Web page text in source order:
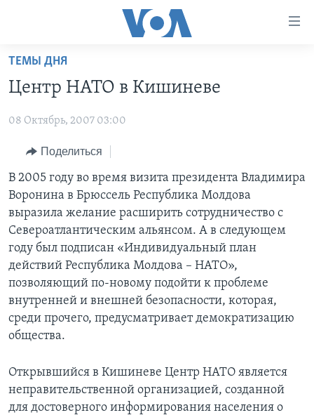
Перейти
основной
Перейти
навигации
Перейти
поиск
ПРОГРАММЫ
АМЕРИКА
НОВОСТИ ЗА МИНУТУ
ИТОГИ
ПОЧЕМУ ЭТО ВАЖНО?
ДИСКУССИЯ VOA
ДЕТАЛИ
НЬЮ-ЙОРК NEW YORK
АМЕРИКА. БОЛЬШОЕ ПУТЕШЕСТВИЕ
ПРОЕКТЫ
УЧИМ АНГЛИЙСКИЙ
НАША АМЕРИКАНСКАЯ ИСТОРИЯ
А КАК В АМЕРИКЕ?
АРТЕФАКТЫ
АМЕРИКАНСКИЕ ГОРОДКИ
ЭКСПЕРТИЗА
ИНТЕРВЬЮ
ФАКТЫ ПРОТИВ ФЕЙКОВ
ЗА СВОБОДУ ПРЕССЫ
УЧИМ АНГЛИЙСКИЙ
ВИДЕО
ПОДПИСКА НА НОВОСТИ
Learning English
СОЦИАЛЬНЫЕ СЕТИ
ТЕМЫ ДНЯ
Центр НАТО в Кишиневе
08 Октябрь, 2007 03:00
Поделиться
В 2005 году во время визита президента Владимира
Воронина в Брюссель Республика Молдова
выразила желание расширить сотрудничество с
Североатлантическим альянсом. А в следующем
году был подписан «Индивидуальный план
действий Республика Молдова – НАТО»,
позволяющий по-новому подойти к проблеме
внутренней и внешней безопасности, которая,
среди прочего, предусматривает демократизацию
общества.
Открывшийся в Кишиневе Центр НАТО является
неправительственной организацией, созданной
для достоверного информирования населения о